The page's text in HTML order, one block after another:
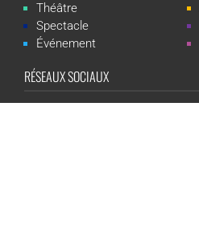
Théâtre
Spectacle
Événement
RÉSEAUX SOCIAUX